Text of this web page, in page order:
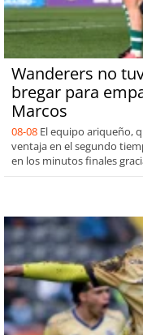
Wanderers no
bregar para
Marcos
08-08 El equipo ariqueño,
ventaja en el segundo
en los minutos finales